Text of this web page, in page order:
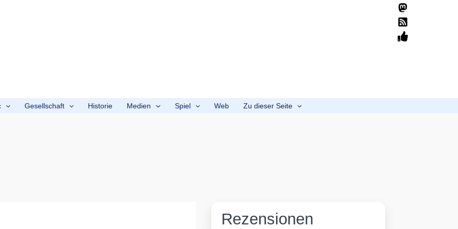
Gesellschaft Historie Medien Spiel Web Zu dieser Seite
Rezensionen